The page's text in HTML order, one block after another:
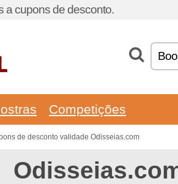
a cupons de desconto.
Competições
de desconto validade Odisseias.com